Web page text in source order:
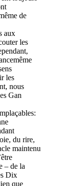
de
aux
les
les
nous
Gan
du rire,
maintenu
– de la
Dix
que